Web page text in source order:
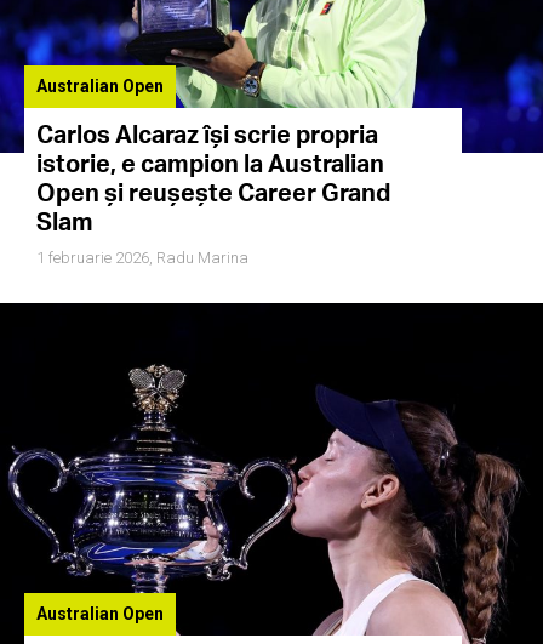
Australian Open
Carlos Alcaraz își scrie propria
istorie, e campion la Australian
Open și reușește Career Grand
Slam
1 februarie 2026, Radu Marina
Australian Open